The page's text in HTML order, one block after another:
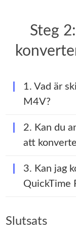
Steg
1. Vad är
M4V?
2. Kan du
att
3. Kan jag
QuickTime
Slutsats